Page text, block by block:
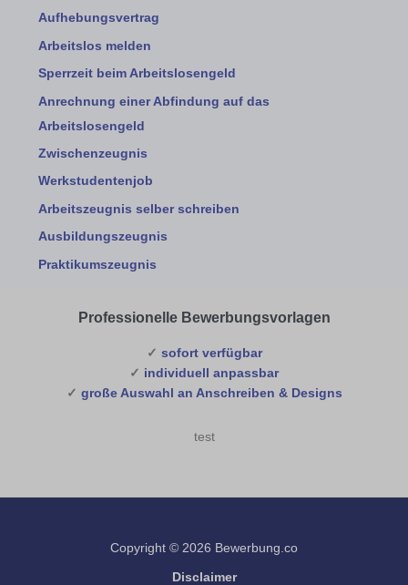
Aufhebungsvertrag
Arbeitslos melden
Sperrzeit beim Arbeitslosengeld
Anrechnung einer Abfindung auf das
Arbeitslosengeld
Zwischenzeugnis
Werkstudentenjob
Arbeitszeugnis selber schreiben
Ausbildungszeugnis
Praktikumszeugnis
Professionelle Bewerbungsvorlagen
✓ sofort verfügbar
✓ individuell anpassbar
✓ große Auswahl an Anschreiben & Designs
test
Copyright © 2026 Bewerbung.co
Disclaimer